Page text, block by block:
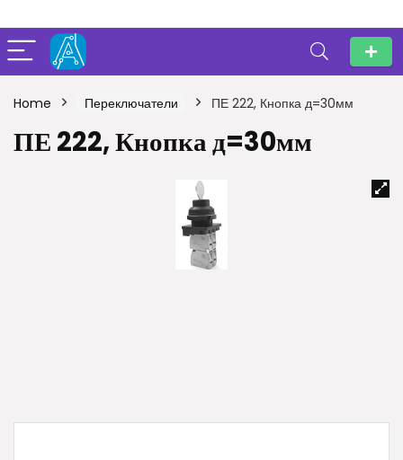
Home Переключатели ПЕ 222, Кнопка д=30мм
ПЕ 222, Кнопка д=30мм